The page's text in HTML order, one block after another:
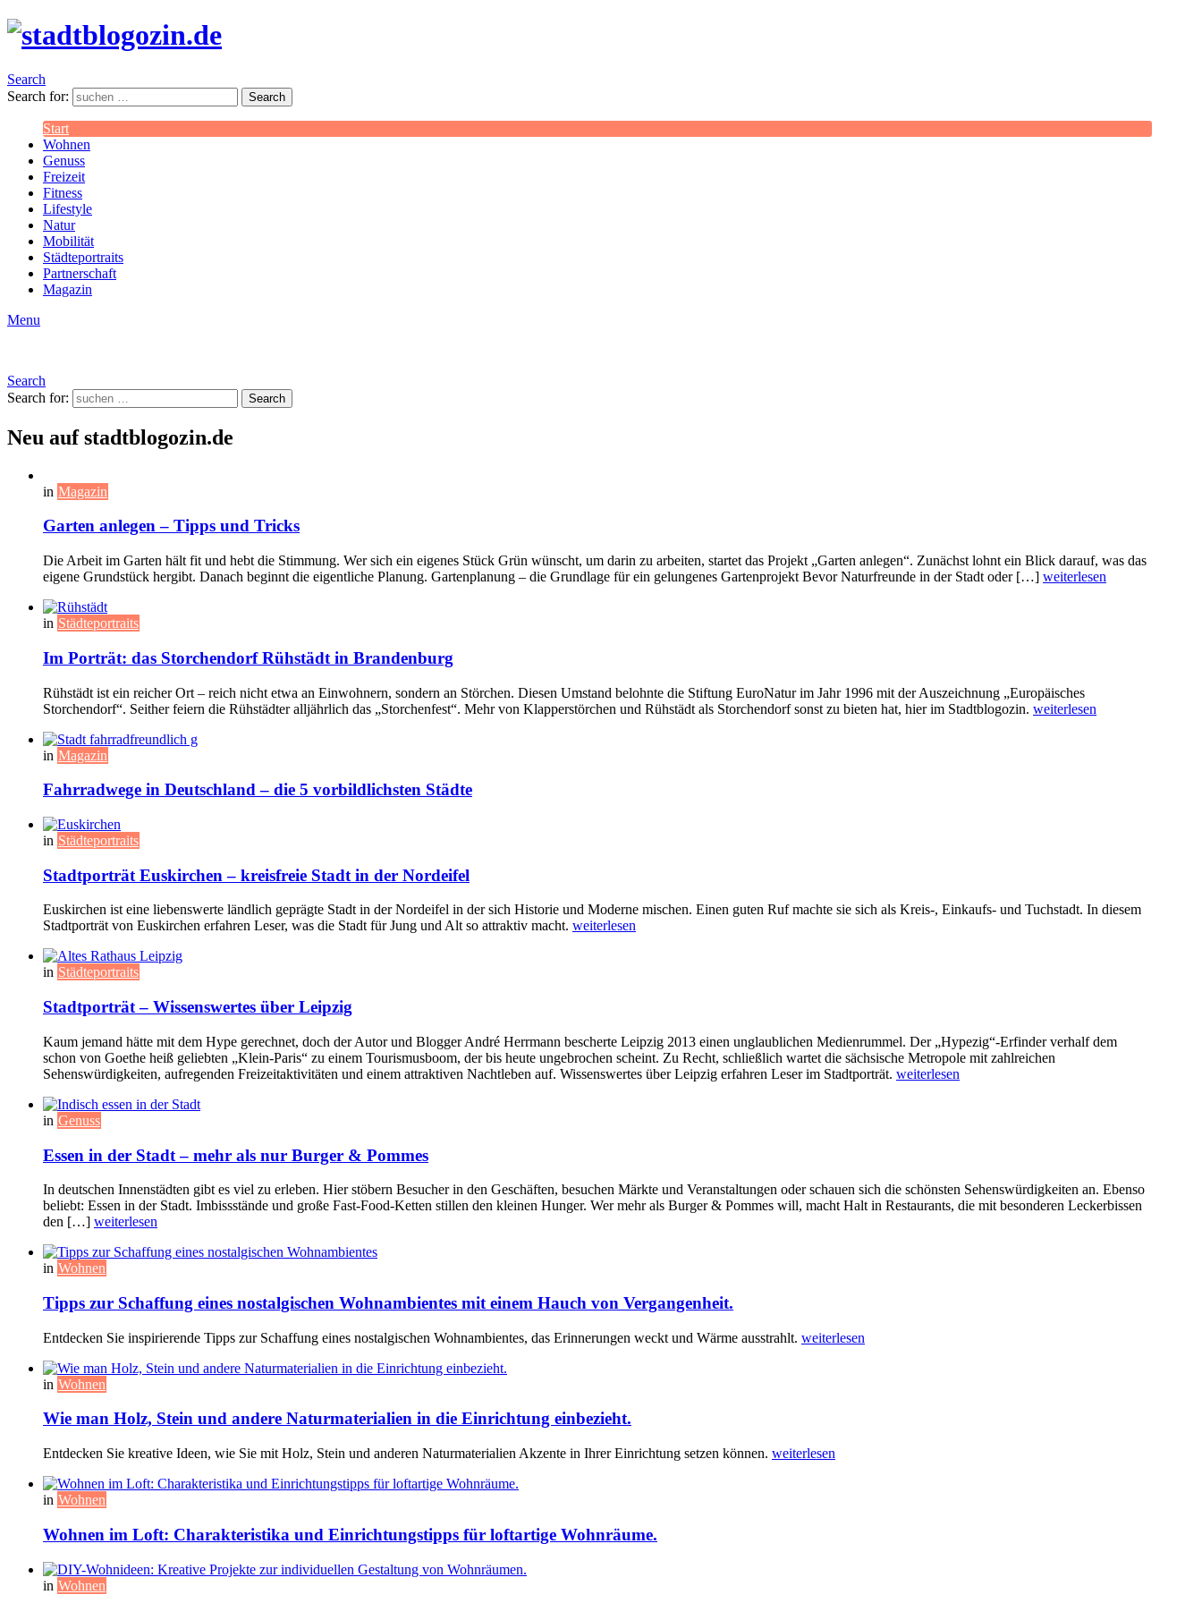
Search
Search for:
Search
Start
Wohnen
Genuss
Freizeit
Fitness
Lifestyle
Natur
Mobilität
Städteportraits
Partnerschaft
Magazin
Menu
Search
Search for:
Search
Neu auf stadtblogozin.de
in Magazin
Garten anlegen – Tipps und Tricks
Die Arbeit im Garten hält fit und hebt die Stimmung. Wer sich ein eigenes Stück Grün wünscht, um darin zu arbeiten, startet das Projekt „Garten anlegen“. Zunächst lohnt ein Blick darauf, was das
eigene Grundstück hergibt. Danach beginnt die eigentliche Planung. Gartenplanung – die Grundlage für ein gelungenes Gartenprojekt Bevor Naturfreunde in der Stadt oder […] weiterlesen
in Städteportraits
Im Porträt: das Storchendorf Rühstädt in Brandenburg
Rühstädt ist ein reicher Ort – reich nicht etwa an Einwohnern, sondern an Störchen. Diesen Umstand belohnte die Stiftung EuroNatur im Jahr 1996 mit der Auszeichnung „Europäisches
Storchendorf“. Seither feiern die Rühstädter alljährlich das „Storchenfest“. Mehr von Klapperstörchen und Rühstädt als Storchendorf sonst zu bieten hat, hier im Stadtblogozin. weiterlesen
in Magazin
Fahrradwege in Deutschland – die 5 vorbildlichsten Städte
in Städteportraits
Stadtporträt Euskirchen – kreisfreie Stadt in der Nordeifel
Euskirchen ist eine liebenswerte ländlich geprägte Stadt in der Nordeifel in der sich Historie und Moderne mischen. Einen guten Ruf machte sie sich als Kreis-, Einkaufs- und Tuchstadt. In diesem
Stadtporträt von Euskirchen erfahren Leser, was die Stadt für Jung und Alt so attraktiv macht. weiterlesen
in Städteportraits
Stadtporträt – Wissenswertes über Leipzig
Kaum jemand hätte mit dem Hype gerechnet, doch der Autor und Blogger André Herrmann bescherte Leipzig 2013 einen unglaublichen Medienrummel. Der „Hypezig“-Erfinder verhalf dem
schon von Goethe heiß geliebten „Klein-Paris“ zu einem Tourismusboom, der bis heute ungebrochen scheint. Zu Recht, schließlich wartet die sächsische Metropole mit zahlreichen
Sehenswürdigkeiten, aufregenden Freizeitaktivitäten und einem attraktiven Nachtleben auf. Wissenswertes über Leipzig erfahren Leser im Stadtporträt. weiterlesen
in Genuss
Essen in der Stadt – mehr als nur Burger & Pommes
In deutschen Innenstädten gibt es viel zu erleben. Hier stöbern Besucher in den Geschäften, besuchen Märkte und Veranstaltungen oder schauen sich die schönsten Sehenswürdigkeiten an. Ebenso
beliebt: Essen in der Stadt. Imbissstände und große Fast-Food-Ketten stillen den kleinen Hunger. Wer mehr als Burger & Pommes will, macht Halt in Restaurants, die mit besonderen Leckerbissen
den […] weiterlesen
in Wohnen
Tipps zur Schaffung eines nostalgischen Wohnambientes mit einem Hauch von Vergangenheit.
Entdecken Sie inspirierende Tipps zur Schaffung eines nostalgischen Wohnambientes, das Erinnerungen weckt und Wärme ausstrahlt. weiterlesen
in Wohnen
Wie man Holz, Stein und andere Naturmaterialien in die Einrichtung einbezieht.
Entdecken Sie kreative Ideen, wie Sie mit Holz, Stein und anderen Naturmaterialien Akzente in Ihrer Einrichtung setzen können. weiterlesen
in Wohnen
Wohnen im Loft: Charakteristika und Einrichtungstipps für loftartige Wohnräume.
in Wohnen